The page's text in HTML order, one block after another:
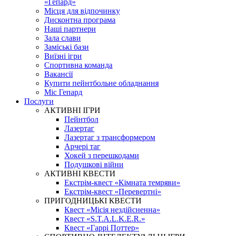
«Гепард»
Місця для відпочинку
Дисконтна програма
Наші партнери
Зала слави
Заміські бази
Виїзні ігри
Спортивна команда
Вакансії
Купити пейнтбольне обладнання
Міс Гепард
Послуги
АКТИВНІ ІГРИ
Пейнтбол
Лазертаг
Лазертаг з трансформером
Арчері таг
Хокей з перешкодами
Подушкові війни
АКТИВНІ КВЕСТИ
Екстрім-квест «Кімната темряви»
Екстрім-квест «Перевертні»
ПРИГОДНИЦЬКІ КВЕСТИ
Квест «Місія нездійсненна»
Квест «S.T.A.L.K.E.R.»
Квест «Гаррі Поттер»